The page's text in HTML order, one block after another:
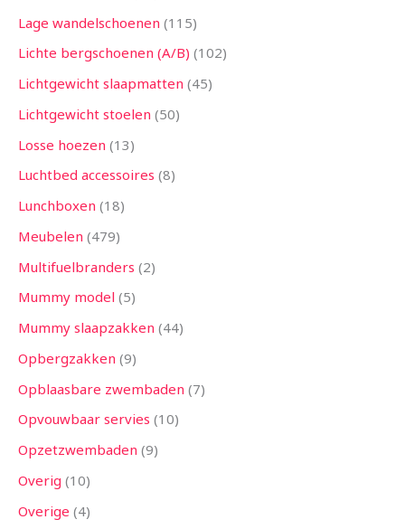
Lage wandelschoenen 115
Lichte bergschoenen (A/B) 102
Lichtgewicht slaapmatten 45
Lichtgewicht stoelen 50
Losse hoezen 13
Luchtbed accessoires 8
Lunchboxen 18
Meubelen 479
Multifuelbranders 2
Mummy model 5
Mummy slaapzakken 44
Opbergzakken 9
Opblaasbare zwembaden 7
Opvouwbaar servies 10
Opzetzwembaden 9
Overig 10
Overige 4